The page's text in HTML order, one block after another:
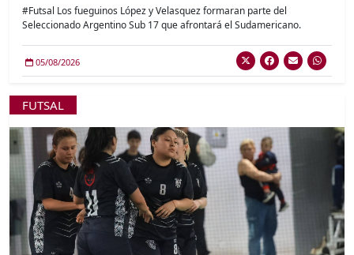
#Futsal Los fueguinos López y Velasquez formaran parte del
Seleccionado Argentino Sub 17 que afrontará el Sudamericano.
05/08/2026
FUTSAL